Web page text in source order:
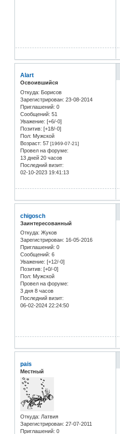
Alart
Освоившийся
Откуда: Борисов
Зарегистрирован: 23-08-2014
Приглашений: 0
Сообщений: 51
Уважение: [+6/-0]
Позитив: [+18/-0]
Пол: Мужской
Возраст: 57 [1969-07-21]
Провел на форуме:
13 дней 20 часов
Последний визит:
02-10-2023 19:41:13
chigosch
Заинтересованный
Откуда: Жуков
Зарегистрирован: 16-05-2016
Приглашений: 0
Сообщений: 6
Уважение: [+12/-0]
Позитив: [+0/-0]
Пол: Мужской
Провел на форуме:
3 дня 8 часов
Последний визит:
06-02-2024 22:24:50
pais
Местный
Откуда: Латвия
Зарегистрирован: 27-07-2011
Приглашений: 0